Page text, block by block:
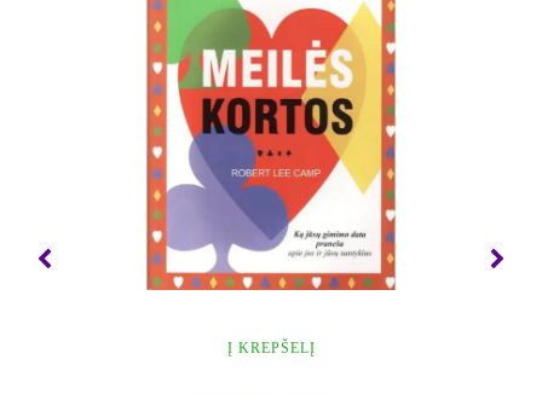
CLAIRE HEARTSONG (Klerės Hartsong) ir
Onos, Jėzaus senelės, telepatinis ryšys truko tris
dešimtmečius, nuo 1988-ųjų metų, kai į meditaciją
atėjusi Ona pasakė, kad nori papasakoti savo
gyvenimo istoriją. Tai buvo įvykis, kuris iš esmės
pakeitė Klerės gyvenimą. Šioje knygoje surinktos
per pirmuosius dešimt metų telepatiškai gautos ir
užrašytos Onos gyvenimo istorijos.
Į KREPŠELĮ